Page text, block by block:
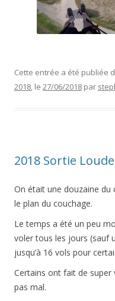
Cette entrée a été publiée
2018, le 27/06/2018 par
2018 Sortie
On était une douzaine du
le plan du couchage.
Le temps a été un peu
voler tous les jours (sauf
jusqu’à 16 vols pour
Certains ont fait de
pas mal.